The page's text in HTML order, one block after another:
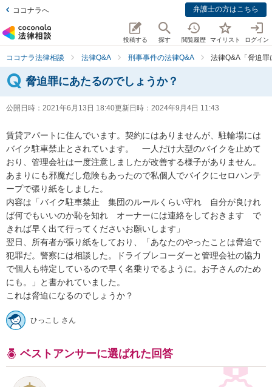
ココナラへ 弁護士の方はこちら
投稿する 探す 閲覧履歴 マイリスト ログイン
ココナラ法律相談 法律Q&A 刑事事件の法律Q&A 法律Q&A「脅迫
脅迫罪にあたるのでしょうか？
公開日時： 2021年6月13日 18:40更新日時： 2024年9月4日 11:43
賃貸アパートに住んでいます。契約にはありませんが、駐輪場には
バイク駐車禁止とされています。　一人だけ大型のバイクを止めて
おり、管理会社は一度注意しましたが改善する様子がありません。
あまりにも邪魔だし危険もあったので私個人でバイクにセロハンテ
ープで張り紙をしました。
内容は「バイク駐車禁止　集団のルールくらい守れ　自分が良けれ
ば何でもいいのか恥を知れ　オーナーには連絡をしておきます　で
きれば早く出て行ってくださいお願いします」
翌日、所有者が張り紙をしており、「あなたのやったことは脅迫で
犯罪だ。警察には相談した。ドライブレコーダーと管理会社の協力
で個人も特定しているので早く名乗りでるように。お子さんのため
にも。」と書かれていました。
これは脅迫になるのでしょうか？
ひっこし さん
ベストアンサーに選ばれた回答